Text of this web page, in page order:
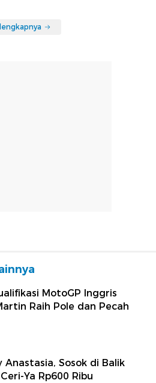
MotoGP Inggris
Raih Pole dan Pecah
Anastasia, Sosok di Balik
Ya Rp600 Ribu